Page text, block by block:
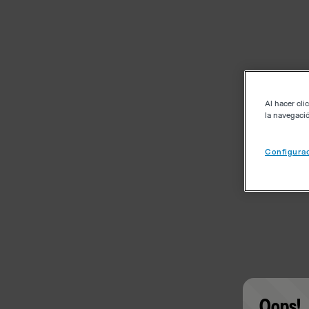
Al hacer clic
la